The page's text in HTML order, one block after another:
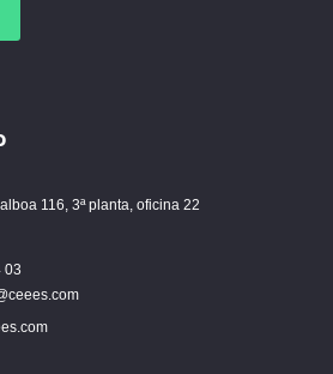
116, 3ª planta, oficina 22
03